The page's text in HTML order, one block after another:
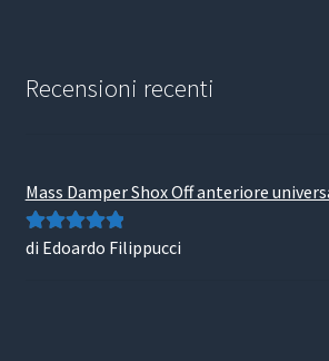
Recensioni recenti
Mass Damper Shox Off anteriore
Valutato5su
di Edoardo Filippucci